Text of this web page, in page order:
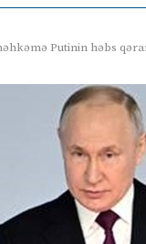
Putinin həbs